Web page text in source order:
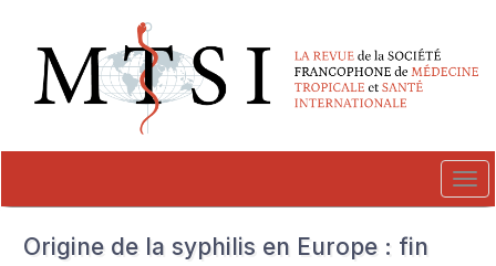
##plugins.themes.novelty.accessible_menu.main_navigation##
##plugins.themes.novelty.accessible_menu.main_content##
##plugins.themes.novelty.accessible_menu.sidebar##
Origine de la syphilis en Europe : fin